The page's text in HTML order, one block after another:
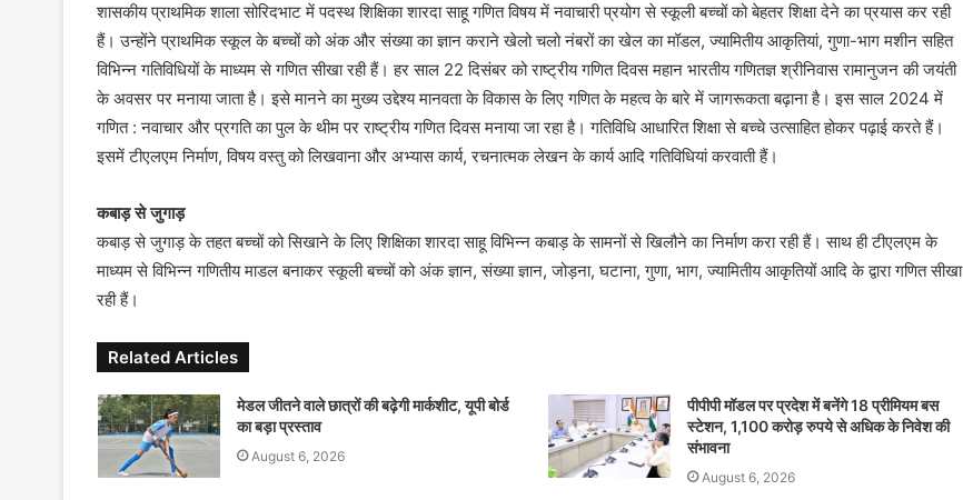
m
a
i
l
शासकीय प्राथमिक शाला सोरिदभाट में पदस्थ शिक्षिका शारदा साहू गणित विषय में नवाचारी प्रयोग से स्कूली बच्चों को बेहतर शिक्षा देने का प्रयास कर रही
हैं। उन्होंने प्राथमिक स्कूल के बच्चों को अंक और संख्या का ज्ञान कराने खेलो चलो नंबरों का खेल का मॉडल, ज्यामितीय आकृतियां, गुणा-भाग मशीन सहित
विभिन्न गतिविधियों के माध्यम से गणित सीखा रही हैं। हर साल 22 दिसंबर को राष्ट्रीय गणित दिवस महान भारतीय गणितज्ञ श्रीनिवास रामानुजन की जयंती
के अवसर पर मनाया जाता है। इसे मानने का मुख्य उद्देश्य मानवता के विकास के लिए गणित के महत्व के बारे में जागरूकता बढ़ाना है। इस साल 2024 में
गणित : नवाचार और प्रगति का पुल के थीम पर राष्ट्रीय गणित दिवस मनाया जा रहा है। गतिविधि आधारित शिक्षा से बच्चे उत्साहित होकर पढ़ाई करते हैं।
इसमें टीएलएम निर्माण, विषय वस्तु को लिखवाना और अभ्यास कार्य, रचनात्मक लेखन के कार्य आदि गतिविधियां करवाती हैं।
कबाड़ से जुगाड़
कबाड़ से जुगाड़ के तहत बच्चों को सिखाने के लिए शिक्षिका शारदा साहू विभिन्न कबाड़ के सामनों से खिलौने का निर्माण करा रही हैं। साथ ही टीएलएम के
माध्यम से विभिन्न गणितीय माडल बनाकर स्कूली बच्चों को अंक ज्ञान, संख्या ज्ञान, जोड़ना, घटाना, गुणा, भाग, ज्यामितीय आकृतियों आदि के द्वारा गणित सीखा
रही हैं।
Related Articles
मेडल जीतने वाले छात्रों की बढ़ेगी मार्कशीट, यूपी बोर्ड
का बड़ा प्रस्ताव
August 6, 2026
पीपीपी मॉडल पर प्रदेश में बनेंगे 18 प्रीमियम बस
स्टेशन, 1,100 करोड़ रुपये से अधिक के निवेश की
संभावना
August 6, 2026